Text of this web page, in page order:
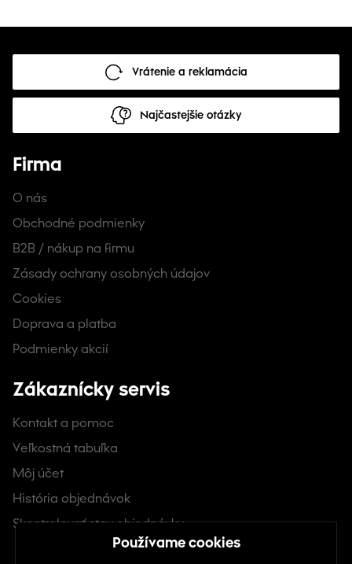
Vrátenie a reklamácia
Najčastejšie otázky
Firma
O nás
Obchodné podmienky
B2B / nákup na firmu
Zásady ochrany osobných údajov
Cookies
Doprava a platba
Podmienky akcií
Zákaznícky servis
Kontakt a pomoc
Veľkostná tabuľka
Môj účet
História objednávok
Skontrolovať stav objednávky